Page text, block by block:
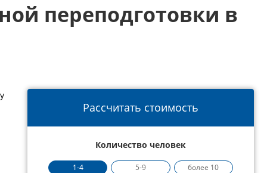
переподготовки в
Рассчитать стоимость
Количество человек
1-4 5-9 более 10